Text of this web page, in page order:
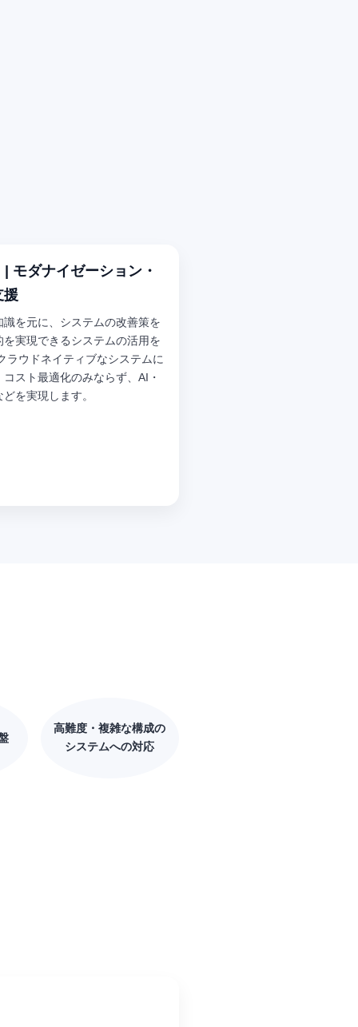
モダナイゼーション・
援
を元に、システムの改善策を
実現できるシステムの活用を
ラウドネイティブなシステムに
スト最適化のみならず、AI・
を実現します。
高難度・複雑な構成の
システムへの対応